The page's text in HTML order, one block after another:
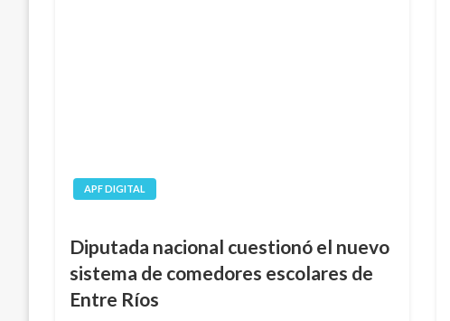
APF DIGITAL
Diputada nacional cuestionó el nuevo
sistema de comedores escolares de
Entre Ríos